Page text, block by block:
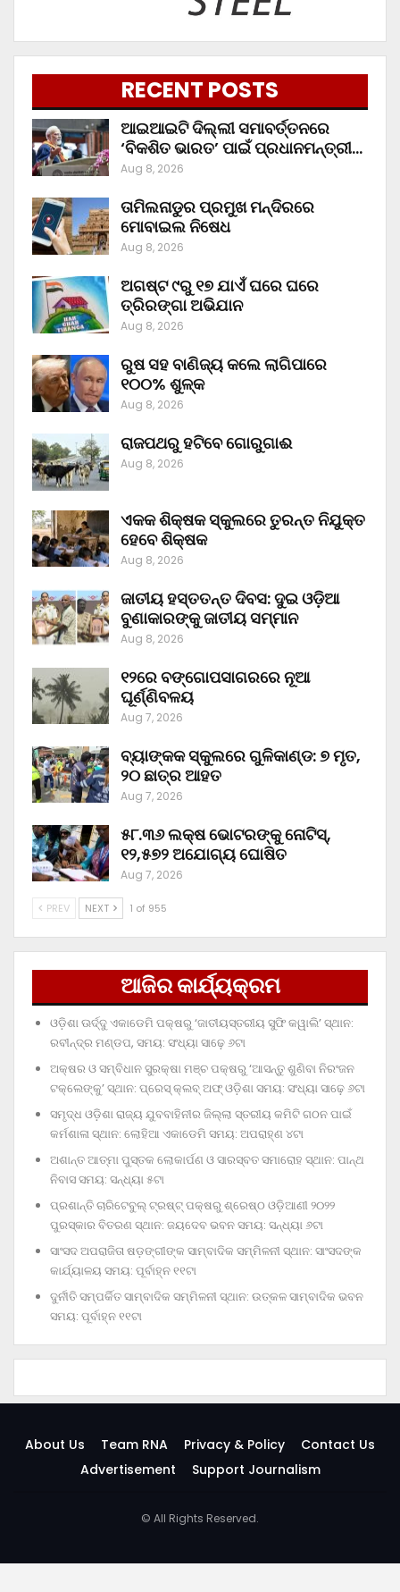
RECENT POSTS
ଆଇଆଇଟି ଦିଲ୍ଲୀ ସମାବର୍ତ୍ତନରେ
‘ବିକଶିତ ଭାରତ’ ପାଇଁ ପ୍ରଧାନମନ୍ତ୍ରୀ…
Aug 8, 2026
ତାମିଲନାଡୁର ପ୍ରମୁଖ ମନ୍ଦିରରେ
ମୋବାଇଲ ନିଷେଧ
Aug 8, 2026
ଅଗଷ୍ଟ ୯ରୁ ୧୭ ଯାଏଁ ଘରେ ଘରେ
ତ୍ରିରଙ୍ଗା ଅଭିଯାନ
Aug 8, 2026
ରୁଷ ସହ ବାଣିଜ୍ୟ କଲେ ଲାଗିପାରେ
୧୦୦% ଶୁଳ୍କ
Aug 8, 2026
ରାଜପଥରୁ ହଟିବେ ଗୋରୁଗାଈ
Aug 8, 2026
ଏକକ ଶିକ୍ଷକ ସ୍କୁଲରେ ତୁରନ୍ତ ନିଯୁକ୍ତ
ହେବେ ଶିକ୍ଷକ
Aug 8, 2026
ଜାତୀୟ ହସ୍ତତନ୍ତ ଦିବସ: ଦୁଇ ଓଡ଼ିଆ
ବୁଣାକାରଙ୍କୁ ଜାତୀୟ ସମ୍ମାନ
Aug 8, 2026
୧୨ରେ ବଙ୍ଗୋପସାଗରରେ ନୂଆ
ଘୂର୍ଣ୍ଣିବଳୟ
Aug 7, 2026
ବ୍ୟାଙ୍କକ ସ୍କୁଲରେ ଗୁଳିକାଣ୍ଡ: ୭ ମୃତ,
୨୦ ଛାତ୍ର ଆହତ
Aug 7, 2026
୫୮.୩୬ ଲକ୍ଷ ଭୋଟରଙ୍କୁ ନୋଟିସ୍‌,
୧୨,୫୭୨ ଅଯୋଗ୍ୟ ଘୋଷିତ
Aug 7, 2026
PREV NEXT 1 of 955
ଆଜିର କାର୍ଯ୍ୟକ୍ରମ
ଓଡ଼ିଶା ଊର୍ଦ୍ଦୁ ଏକାଡେମି ପକ୍ଷରୁ ‘ଜାତୀୟସ୍ତରୀୟ ସୁଫି କୱାଲି’ ସ୍ଥାନ:
ରବୀନ୍ଦ୍ର ମଣ୍ଡପ, ସମୟ: ସଂଧ୍ୟା ସାଢ଼େ ୬ଟା
ଅକ୍ଷର ଓ ସମ୍ବିଧାନ ସୁରକ୍ଷା ମଞ୍ଚ ପକ୍ଷରୁ ‘ଆସନ୍ତୁ ଶୁଣିବା ନିରଂଜନ
ଟକ୍‌ଲେଙ୍କୁ’ ସ୍ଥାନ: ପ୍ରେସ୍‌ କ୍ଲବ୍‌ ଅଫ୍‌ ଓଡ଼ିଶା ସମୟ: ସଂଧ୍ୟା ସାଢ଼େ ୬ଟା
ସମୃଦ୍ଧ ଓଡ଼ିଶା ରାଜ୍ୟ ଯୁବବାହିନୀର ଜିଲ୍ଲା ସ୍ତରୀୟ କମିଟି ଗଠନ ପାଇଁ
କର୍ମଶାଳା ସ୍ଥାନ: ଲୋହିଆ ଏକାଡେମି ସମୟ: ଅପରାହ୍‌ଣ ୪ଟା
ଅଶାନ୍ତ ଆତ୍ମା ପୁସ୍ତକ ଲୋକାର୍ପଣ ଓ ସାରସ୍ବତ ସମାରୋହ ସ୍ଥାନ: ପାନ୍ଥ
ନିବାସ ସମୟ: ସନ୍ଧ୍ୟା ୫ଟା
ପ୍ରଶାନ୍ତି ଚାରିଟେବୁଲ୍‌ ଟ୍ରଷ୍ଟ୍‌ ପକ୍ଷରୁ ଶ୍ରେଷ୍ଠ ଓଡ଼ିଆଣୀ ୨୦୨୨
ପୁରସ୍କାର ବିତରଣ ସ୍ଥାନ: ଜୟଦେବ ଭବନ ସମୟ: ସନ୍ଧ୍ୟା ୬ଟା
ସାଂସଦ ଅପରାଜିତା ଷଡ଼ଙ୍ଗୀଙ୍କ ସାମ୍ବାଦିକ ସମ୍ମିଳନୀ ସ୍ଥାନ: ସାଂସଦଙ୍କ
କାର୍ଯ୍ୟାଳୟ ସମୟ: ପୂର୍ବାହ୍ନ ୧୧ଟା
ଦୁର୍ନୀତି ସମ୍ପର୍କିତ ସାମ୍ବାଦିକ ସମ୍ମିଳନୀ ସ୍ଥାନ: ଉତ୍କଳ ସାମ୍ବାଦିକ ଭବନ
ସମୟ: ପୂର୍ବାହ୍ନ ୧୧ଟା
About Us Team RNA Privacy & Policy
Contact Us
Advertisement
Support Journalism
© All Rights Reserved.